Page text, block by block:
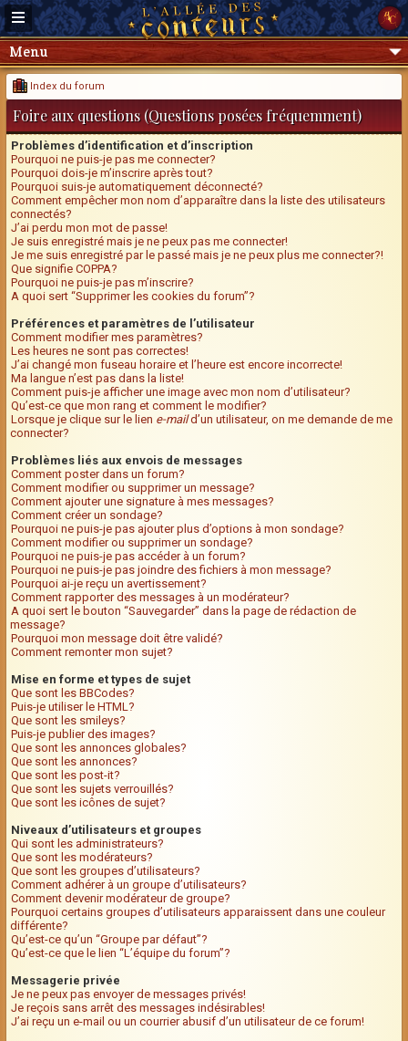
Menu
Index du forum
Foire aux questions (Questions posées fréquemment)
Problèmes d’identification et d’inscription
Pourquoi ne puis-je pas me connecter?
Pourquoi dois-je m’inscrire après tout?
Pourquoi suis-je automatiquement déconnecté?
Comment empêcher mon nom d’apparaître dans la liste des utilisateurs
connectés?
J’ai perdu mon mot de passe!
Je suis enregistré mais je ne peux pas me connecter!
Je me suis enregistré par le passé mais je ne peux plus me connecter?!
Que signifie COPPA?
Pourquoi ne puis-je pas m’inscrire?
A quoi sert “Supprimer les cookies du forum”?
Préférences et paramètres de l’utilisateur
Comment modifier mes paramètres?
Les heures ne sont pas correctes!
J’ai changé mon fuseau horaire et l’heure est encore incorrecte!
Ma langue n’est pas dans la liste!
Comment puis-je afficher une image avec mon nom d’utilisateur?
Qu’est-ce que mon rang et comment le modifier?
Lorsque je clique sur le lien e-maild’un utilisateur, on me demande de me
connecter?
Problèmes liés aux envois de messages
Comment poster dans un forum?
Comment modifier ou supprimer un message?
Comment ajouter une signature à mes messages?
Comment créer un sondage?
Pourquoi ne puis-je pas ajouter plus d’options à mon sondage?
Comment modifier ou supprimer un sondage?
Pourquoi ne puis-je pas accéder à un forum?
Pourquoi ne puis-je pas joindre des fichiers à mon message?
Pourquoi ai-je reçu un avertissement?
Comment rapporter des messages à un modérateur?
A quoi sert le bouton “Sauvegarder” dans la page de rédaction de
message?
Pourquoi mon message doit être validé?
Comment remonter mon sujet?
Mise en forme et types de sujet
Que sont les BBCodes?
Puis-je utiliser le HTML?
Que sont les smileys?
Puis-je publier des images?
Que sont les annonces globales?
Que sont les annonces?
Que sont les post-it?
Que sont les sujets verrouillés?
Que sont les icônes de sujet?
Niveaux d’utilisateurs et groupes
Qui sont les administrateurs?
Que sont les modérateurs?
Que sont les groupes d’utilisateurs?
Comment adhérer à un groupe d’utilisateurs?
Comment devenir modérateur de groupe?
Pourquoi certains groupes d’utilisateurs apparaissent dans une couleur
différente?
Qu’est-ce qu’un “Groupe par défaut”?
Qu’est-ce que le lien “L’équipe du forum”?
Messagerie privée
Je ne peux pas envoyer de messages privés!
Je reçois sans arrêt des messages indésirables!
J’ai reçu un e-mail ou un courrier abusif d’un utilisateur de ce forum!